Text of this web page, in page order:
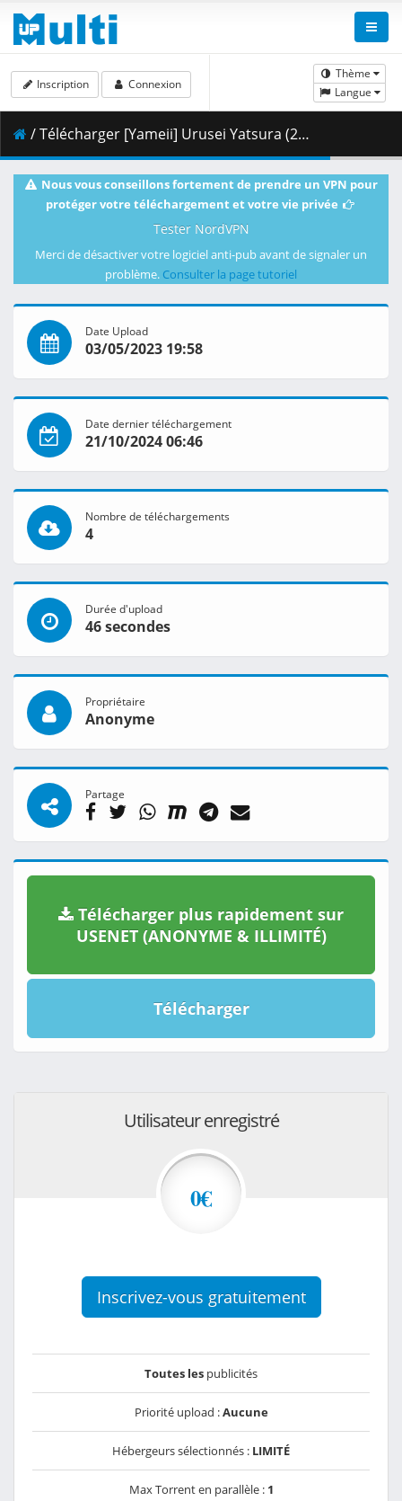
Thème
Langue
Inscription Connexion
/ Télécharger [Yameii] Urusei Yatsura (2022) - S01E10 [English Dub] [HID WEB-DL 1080p] [A703F970].mkv.001 ( 255.33 MB )
Nous vous conseillons fortement de prendre un VPN pour
protéger votre téléchargement et votre vie privée
Tester NordVPN
Merci de désactiver votre logiciel anti-pub avant de signaler un
problème. Consulter la page tutoriel
Date Upload
03/05/2023 19:58
Date dernier téléchargement
21/10/2024 06:46
Nombre de téléchargements
4
Durée d'upload
46 secondes
Propriétaire
Anonyme
Partage
Télécharger plus rapidement sur
USENET (ANONYME & ILLIMITÉ)
Télécharger
Utilisateur enregistré
0€
Inscrivez-vous gratuitement
Toutes les publicités
Priorité upload :Aucune
Hébergeurs sélectionnés : LIMITÉ
Max Torrent en parallèle : 1